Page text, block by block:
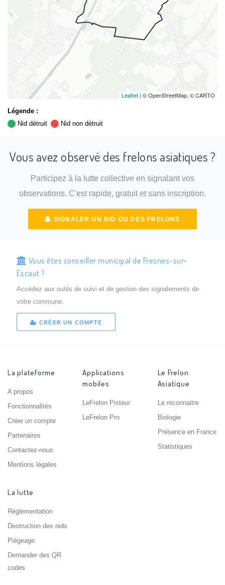
Leaflet | © OpenStreetMap, © CARTO
Légende :
Nid détruit
Nid non détruit
Vous avez observé des frelons asiatiques ?
Participez à la lutte collective en signalant vos
observations. C'est rapide, gratuit et sans inscription.
SIGNALER UN NID OU DES FRELONS
Vous êtes conseiller municipal de Fresnes-sur-
Escaut ?
Accédez aux outils de suivi et de gestion des signalements de
votre commune.
CRÉER UN COMPTE
La plateforme
A propos
Fonctionnalités
Créer un compte
Partenaires
Contactez-nous
Mentions légales
Applications
mobiles
LeFrelon Pisteur
LeFrelon Pro
Le Frelon
Asiatique
Le reconnaitre
Biologie
Présence en France
Statistiques
La lutte
Réglementation
Destruction des nids
Piégeage
Demander des QR
codes